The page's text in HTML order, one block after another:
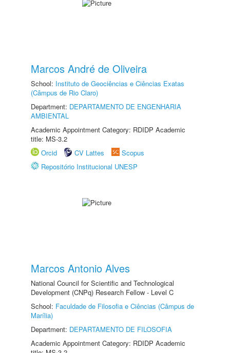
Marcos André de Oliveira
School: Instituto de Geociências e Ciências Exatas
(Câmpus de Rio Claro)
Department: DEPARTAMENTO DE ENGENHARIA
AMBIENTAL
Academic Appointment Category: RDIDP Academic
title: MS-3.2
Orcid
CV Lattes
Scopus
Repositório Institucional UNESP
Marcos Antonio Alves
National Council for Scientific and Technological
Development (CNPq) Research Fellow - Level C
School: Faculdade de Filosofia e Ciências (Câmpus de
Marília)
Department: DEPARTAMENTO DE FILOSOFIA
Academic Appointment Category: RDIDP Academic